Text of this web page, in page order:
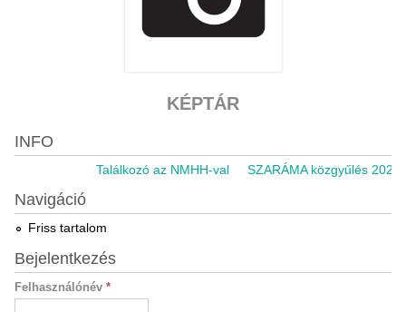
KÉPTÁR
INFO
Találkozó az NMHH-val SZARÁMA közgyűlés
Navigáció
Friss tartalom
Bejelentkezés
Felhasználónév *